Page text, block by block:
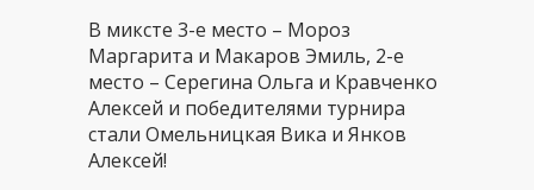
В миксте 3-е место – Мороз
Маргарита и Макаров Эмиль, 2-е
место – Серегина Ольга и Кравченко
Алексей и победителями турнира
стали Омельницкая Вика и Янков
Алексей!